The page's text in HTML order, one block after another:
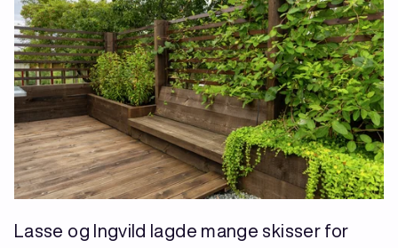
Lasse og Ingvild lagde mange skisser for